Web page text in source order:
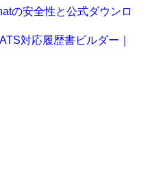
の安全性と公式ダウンロ
対応履歴書ビルダー｜